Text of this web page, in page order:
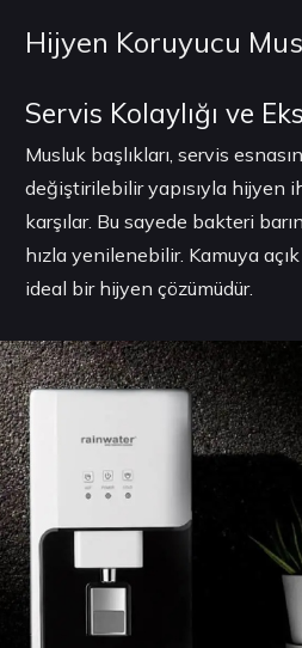
Hijyen Koruyucu
Servis Kolaylığı ve
Musluk başlıkları, servis
değiştirilebilir yapısıyla hijyen
karşılar. Bu sayede bakteri
hızla yenilenebilir. Kamuya
ideal bir hijyen çözümüdür.